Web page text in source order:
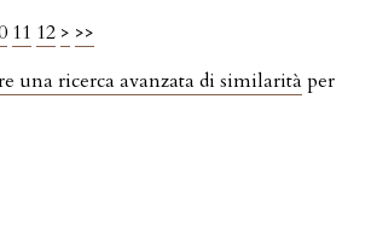
11 12 > >>
una ricerca avanzata di similarità per